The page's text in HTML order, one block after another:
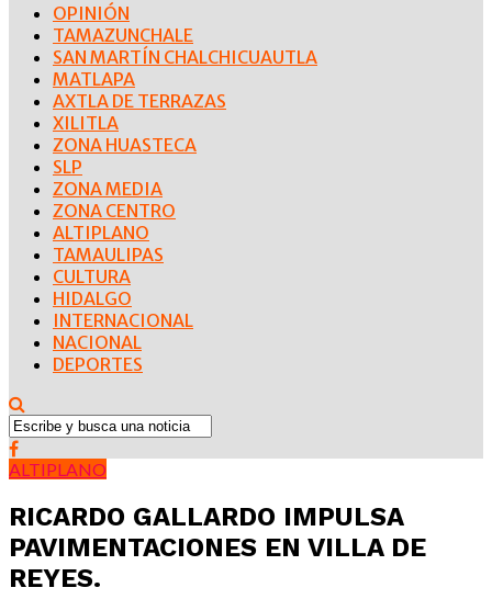
OPINIÓN
TAMAZUNCHALE
SAN MARTÍN CHALCHICUAUTLA
MATLAPA
AXTLA DE TERRAZAS
XILITLA
ZONA HUASTECA
SLP
ZONA MEDIA
ZONA CENTRO
ALTIPLANO
TAMAULIPAS
CULTURA
HIDALGO
INTERNACIONAL
NACIONAL
DEPORTES
ALTIPLANO
RICARDO GALLARDO IMPULSA
PAVIMENTACIONES EN VILLA DE
REYES.